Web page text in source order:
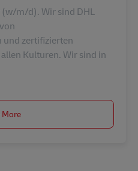
m/d). Wir sind DHL
und zertifizierten
Kulturen. Wir sind in
More